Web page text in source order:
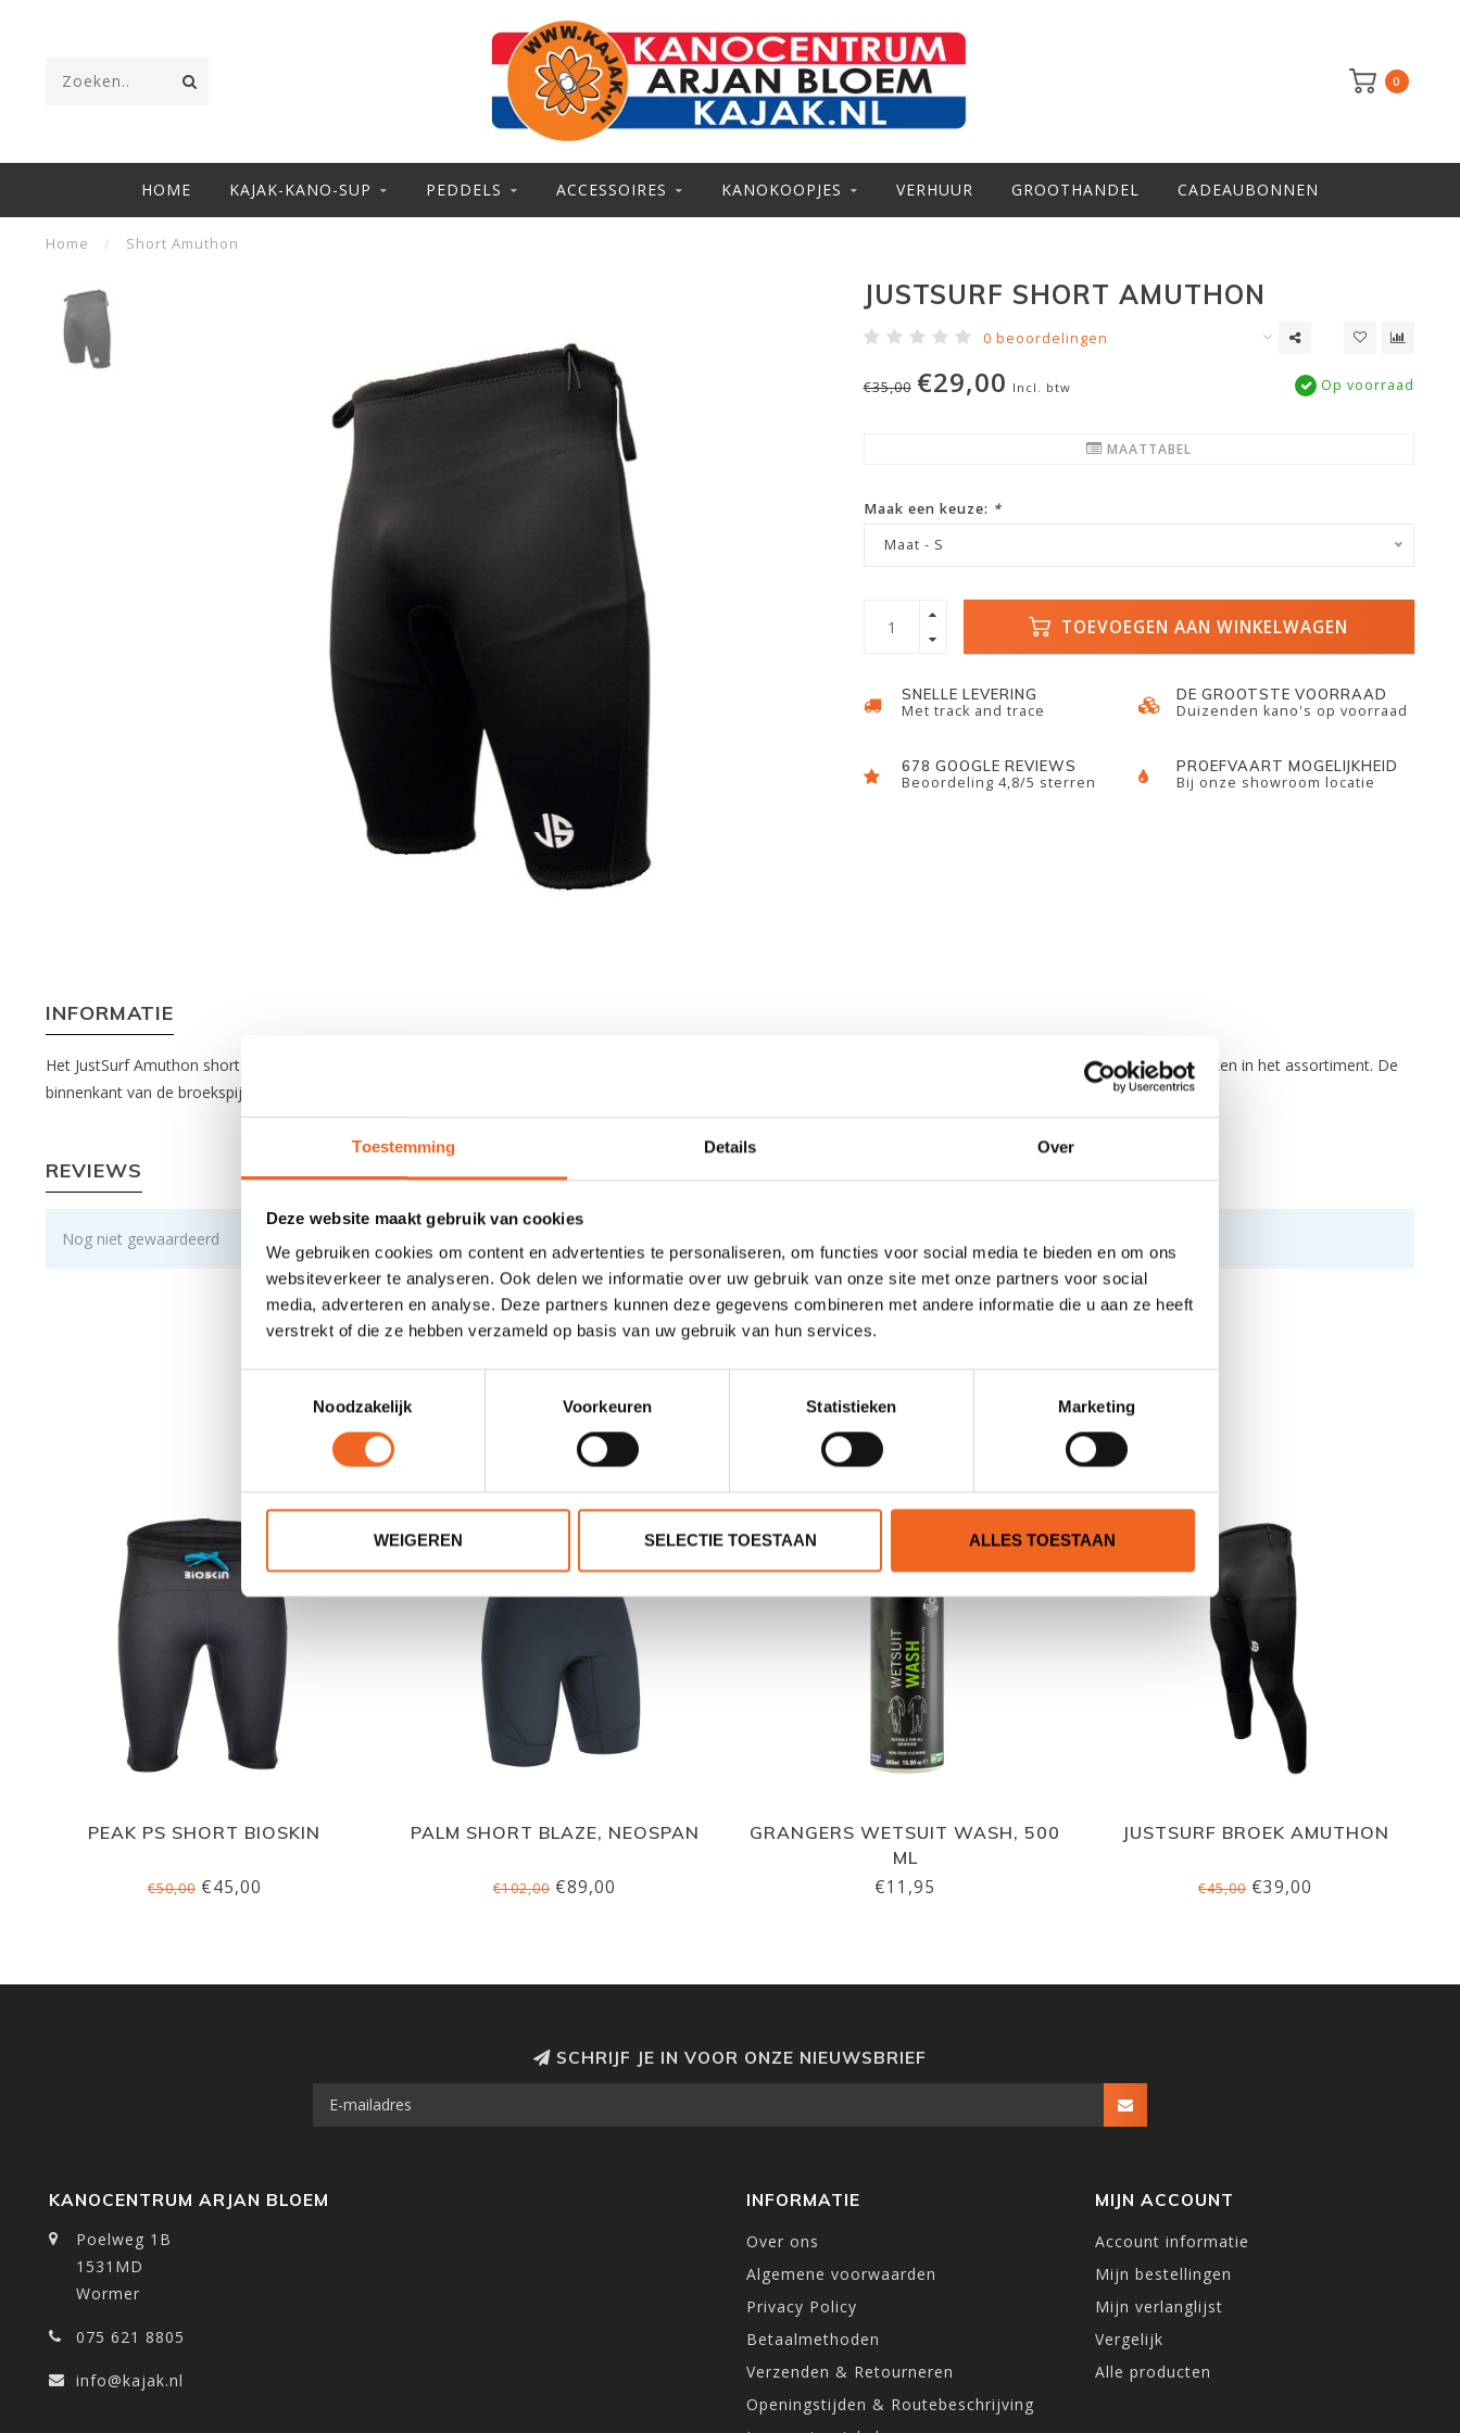
Toestemming Details Over
Deze website maakt gebruik van cookies
We gebruiken cookies om content en advertenties te personaliseren, om functies voor social media te bieden en om ons
websiteverkeer te analyseren. Ook delen we informatie over uw gebruik van onze site met onze partners voor social
media, adverteren en analyse. Deze partners kunnen deze gegevens combineren met andere informatie die u aan ze heeft
verstrekt of die ze hebben verzameld op basis van uw gebruik van hun services.
Noodzakelijk
Voorkeuren Statistieken Marketing
WEIGEREN SELECTIE TOESTAAN ALLES TOESTAAN
0
HOME KAJAK-KANO-SUP PEDDELS ACCESSOIRES KANOKOOPJES VERHUUR GROOTHANDEL CADEAUBONNEN
Home / Short Amuthon
JUSTSURF SHORT AMUTHON
0 beoordelingen
€35,00 €29,00 Incl. btw Op voorraad
MAATTABEL
Maak een keuze: *
Maat - S
TOEVOEGEN AAN WINKELWAGEN
SNELLE LEVERING
Met track and trace
DE GROOTSTE VOORRAAD
Duizenden kano's op voorraad
678 GOOGLE REVIEWS
Beoordeling 4,8/5 sterren
PROEFVAART MOGELIJKHEID
Bij onze showroom locatie
INFORMATIE
Het JustSurf Amuthon short is gemaakt van soepel 2 millimeter neopreen. Deze korte broek valt tot net boven de knieën en is daarmee één van de langere korte broeken in het assortiment. De
binnenkant van de broekspijpen en de middel zijn voorzien van een anti-slip laag, waardoor de broek goed blijft zitten tijdens het dragen.
REVIEWS
Nog niet gewaardeerd
0 sterren op basis van 0 beoordelingen
GERELATEERDE PRODUCTEN
PEAK PS SHORT BIOSKIN
€50,00€45,00
PALM SHORT BLAZE, NEOSPAN
€102,00€89,00
GRANGERS WETSUIT WASH, 500
ML
€11,95
JUSTSURF BROEK AMUTHON
€45,00€39,00
SCHRIJF JE IN VOOR ONZE NIEUWSBRIEF
KANOCENTRUM ARJAN BLOEM
Poelweg 1B
1531MD
Wormer
075 621 8805
info@kajak.nl
INFORMATIE
Over ons
Algemene voorwaarden
Privacy Policy
Betaalmethoden
Verzenden & Retourneren
Openingstijden & Routebeschrijving
MIJN ACCOUNT
Account informatie
Mijn bestellingen
Mijn verlanglijst
Vergelijk
Alle producten